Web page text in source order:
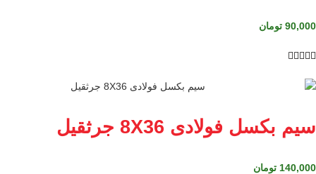
90,000 تومان

سیم بکسل فولادی 8X36 جرثقیل
140,000 تومان